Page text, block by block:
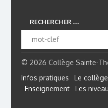
RECHERCHER …
© 2026 Collège Sainte-
Infos pratiques
Le collège
Enseignement
Les